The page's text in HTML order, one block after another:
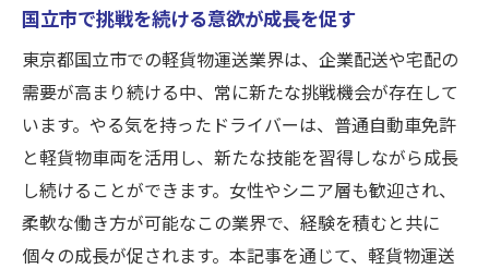
国立市で挑戦を続ける意欲が成長を促す
東京都国立市での軽貨物運送業界は、企業配送や宅配の
需要が高まり続ける中、常に新たな挑戦機会が存在して
います。やる気を持ったドライバーは、普通自動車免許
と軽貨物車両を活用し、新たな技能を習得しながら成長
し続けることができます。女性やシニア層も歓迎され、
柔軟な働き方が可能なこの業界で、経験を積むと共に
個々の成長が促されます。本記事を通じて、軽貨物運送